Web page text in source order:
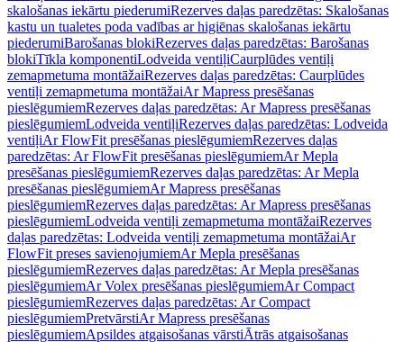
skalošanas iekārtu piederumiRezerves daļas paredzētas: Skalošanas
kastu un tualetes poda vadības ar higiēnas skalošanas iekārtu
piederumiBarošanas blokiRezerves daļas paredzētas: Barošanas
blokiTīkla komponentiLodveida ventiļiCaurplūdes ventiļi
zemapmetuma montāžaiRezerves daļas paredzētas: Caurplūdes
ventiļi zemapmetuma montāžaiAr Mapress presēšanas
pieslēgumiemRezerves daļas paredzētas: Ar Mapress presēšanas
pieslēgumiemLodveida ventiļiRezerves daļas paredzētas: Lodveida
ventiļiAr FlowFit presēšanas pieslēgumiemRezerves daļas
paredzētas: Ar FlowFit presēšanas pieslēgumiemAr Mepla
presēšanas pieslēgumiemRezerves daļas paredzētas: Ar Mepla
presēšanas pieslēgumiemAr Mapress presēšanas
pieslēgumiemRezerves daļas paredzētas: Ar Mapress presēšanas
pieslēgumiemLodveida ventiļi zemapmetuma montāžaiRezerves
daļas paredzētas: Lodveida ventiļi zemapmetuma montāžaiAr
FlowFit preses savienojumiemAr Mepla presēšanas
pieslēgumiemRezerves daļas paredzētas: Ar Mepla presēšanas
pieslēgumiemAr Volex presēšanas pieslēgumiemAr Compact
pieslēgumiemRezerves daļas paredzētas: Ar Compact
pieslēgumiemPretvārstiAr Mapress presēšanas
pieslēgumiemApsildes atgaisošanas vārstiĀtrās atgaisošanas